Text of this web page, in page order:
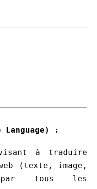
Language) :
visant à traduire
(texte, image,
tous les